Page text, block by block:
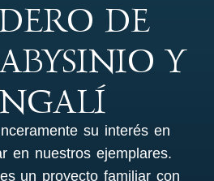
DE
Y
su interés en
en nuestros ejemplares.
un proyecto familiar con